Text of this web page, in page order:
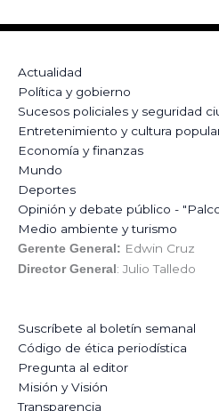
Actualidad
Política y gobierno
Sucesos policiales y seguridad
Entretenimiento y cultura
Economía y finanzas
Mundo
Deportes
Opinión y debate público -
Medio ambiente y turismo
Gerente General: Edwin Cruz
Director General : Julio Talledo
Suscríbete al boletín semanal
Código de ética periodística
Pregunta al editor
Misión y Visión
Transparencia